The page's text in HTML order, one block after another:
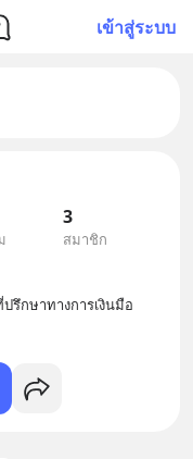
เข้าสู่ระบบ
3
สมาชิก
รึกษาทางการเงินมือ